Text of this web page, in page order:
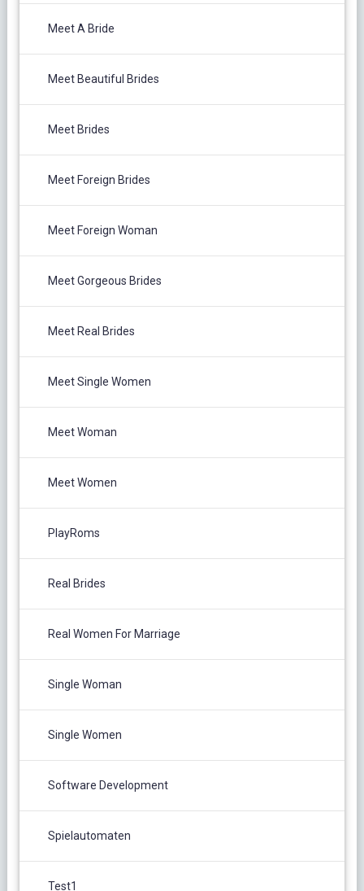
Meet A Bride
Meet Beautiful Brides
Meet Brides
Meet Foreign Brides
Meet Foreign Woman
Meet Gorgeous Brides
Meet Real Brides
Meet Single Women
Meet Woman
Meet Women
PlayRoms
Real Brides
Real Women For Marriage
Single Woman
Single Women
Software Development
Spielautomaten
Test1